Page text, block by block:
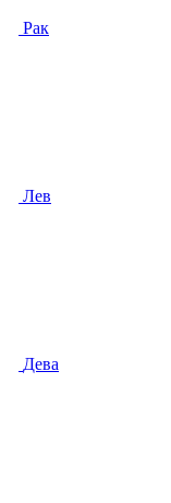
Рак
Лев
Дева